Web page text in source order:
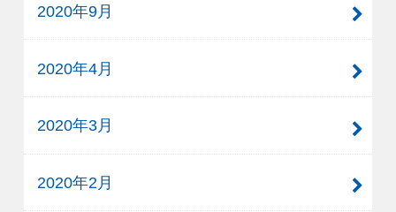
2020年9月
2020年4月
2020年3月
2020年2月